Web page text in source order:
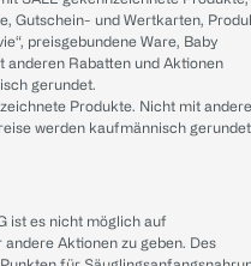
Gutschein- und Wertkarten,
preisgebundene Ware, Baby
Rabatten und Aktionen
gerundet.
Produkte. Nicht mit
werden kaufmännisch
ist es nicht möglich auf
Aktionen zu geben. Des